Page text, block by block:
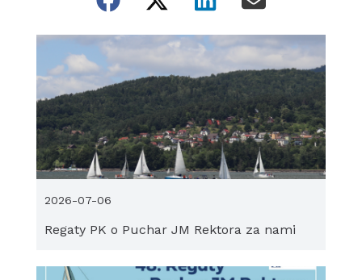
Regaty PK o Puchar JM Rektora za nami
2026-07-06